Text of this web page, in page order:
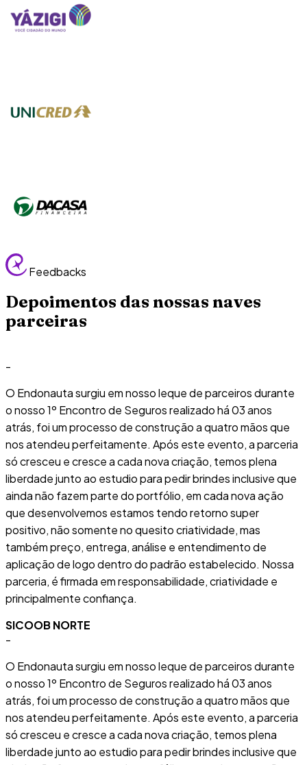
Feedbacks
Depoimentos das nossas naves
parceiras
-
O Endonauta surgiu em nosso leque de parceiros durante
o nosso 1º Encontro de Seguros realizado há 03 anos
atrás, foi um processo de construção a quatro mãos que
nos atendeu perfeitamente. Após este evento, a parceria
só cresceu e cresce a cada nova criação, temos plena
liberdade junto ao estudio para pedir brindes inclusive que
ainda não fazem parte do portfólio, em cada nova ação
que desenvolvemos estamos tendo retorno super
positivo, não somente no quesito criatividade, mas
também preço, entrega, análise e entendimento de
aplicação de logo dentro do padrão estabelecido. Nossa
parceria, é firmada em responsabilidade, criatividade e
principalmente confiança.
SICOOB NORTE
-
O Endonauta surgiu em nosso leque de parceiros durante
o nosso 1º Encontro de Seguros realizado há 03 anos
atrás, foi um processo de construção a quatro mãos que
nos atendeu perfeitamente. Após este evento, a parceria
só cresceu e cresce a cada nova criação, temos plena
liberdade junto ao estudio para pedir brindes inclusive que